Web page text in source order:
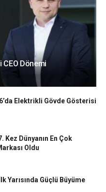
CEO Dönemi
Elektrikli Gövde Gösterisi
Kez Dünyanın En Çok
Oldu
Yarısında Güçlü Büyüme